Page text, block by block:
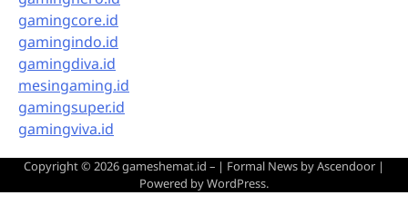
gamingcore.id
gamingindo.id
gamingdiva.id
mesingaming.id
gamingsuper.id
gamingviva.id
Copyright © 2026gameshemat.id – | Formal News byAscendoor |
Powered byWordPress.